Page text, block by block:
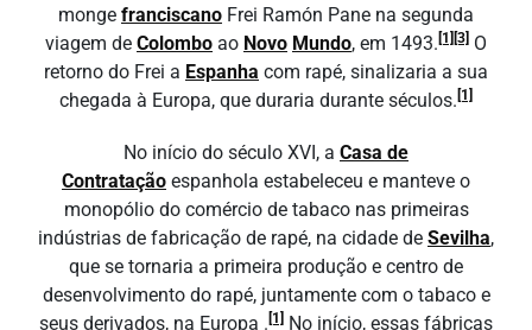
monge franciscano Frei Ramón Pane na segunda
viagem de Colombo ao Novo Mundo, em 1493. [1] [3] O
retorno do Frei a Espanha com rapé, sinalizaria a sua
chegada à Europa, que duraria durante séculos. [1]
No início do século XVI, a Casa de
Contratação espanhola estabeleceu e manteve o
monopólio do comércio de tabaco nas primeiras
indústrias de fabricação de rapé, na cidade de Sevilha,
que se tornaria a primeira produção e centro de
desenvolvimento do rapé, juntamente com o tabaco e
seus derivados, na Europa . [1] No início, essas fábricas